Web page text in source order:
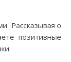
Рассказывая о
позитивные